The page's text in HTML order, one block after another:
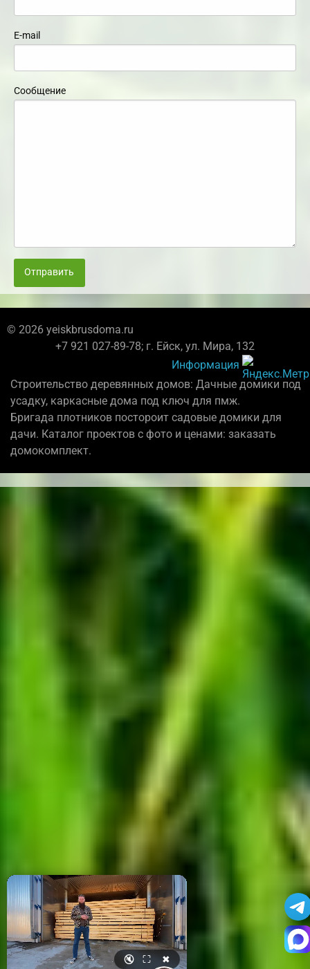
E-mail
Сообщение
Отправить
© 2026 yeiskbrusdoma.ru
+7 921 027-89-78; г. Ейск, ул. Мира, 132
Информация
Строительство деревянных домов: Дачные домики под
усадку, каркасные дома под ключ для пмж.
Бригада плотников постороит садовые домики для
дачи. Каталог проектов с фото и ценами: заказать
домокомплект.
🔇 ⛶ ✖